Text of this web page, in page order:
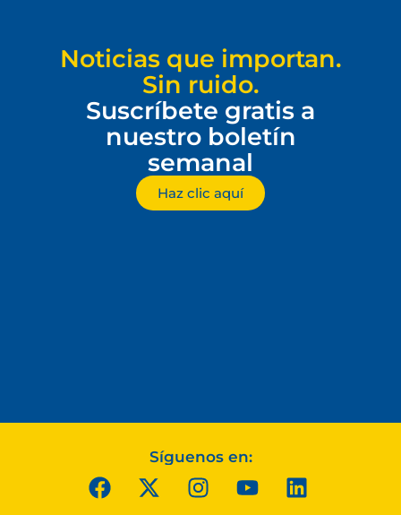
Noticias que importan.
Sin ruido.
Suscríbete gratis a
nuestro boletín
semanal
Haz clic aquí
Síguenos en: